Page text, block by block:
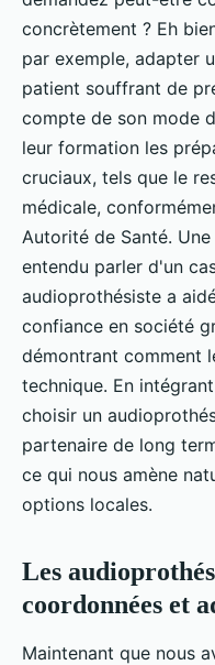
concrètement ? Eh
par exemple, adapter
patient souffrant de
compte de son mode
leur formation les
cruciaux, tels que le
médicale,
Autorité de Santé.
entendu parler d'un
audioprothésiste a
confiance en société
démontrant comment
technique. En
choisir un
partenaire de long
ce qui nous amène
options locales.
Les
coordonnées et
Maintenant que nous